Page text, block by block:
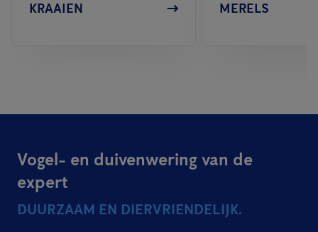
KRAAIEN MERELS
Vogel- en duivenwering van de
expert
DUURZAAM EN DIERVRIENDELIJK.